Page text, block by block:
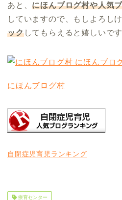
あと、にほんブログ村や人気
していますので、もしよろし
ックしてもらえると嬉しいで
にほんブログ村
自閉症児育児ランキング
療育センター